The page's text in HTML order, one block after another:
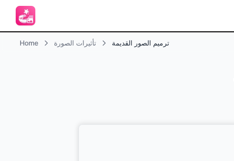
Home تأثيرات الصورة ترميم الصور القديمة